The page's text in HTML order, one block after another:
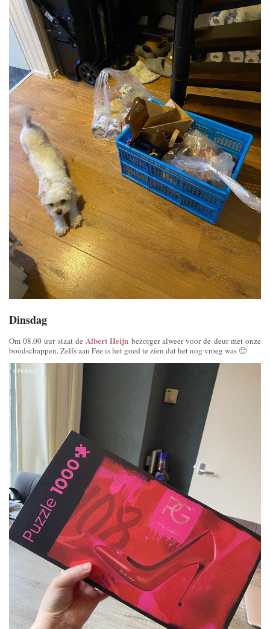
Dinsdag
Om 08.00 uur staat deAlbert Heijn bezorger alweer voor de deur met onze
boodschappen. Zelfs aan Fee is het goed te zien dat het nog vroeg was 🙂